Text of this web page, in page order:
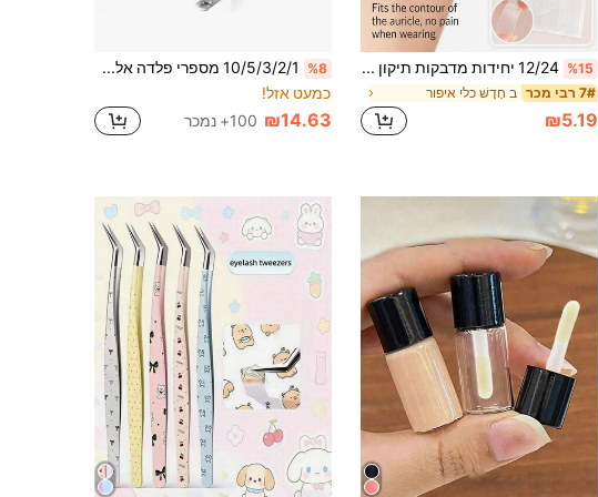
%15 12/24 יחידות מדבקות תיקון אוזניים בלתי נראות עם דבק עצמי, עיצוב אוזניים, מדבקות אוזני אלף, מתקני אוזניים בלתי נראים, מתאים לקוספליי והתאמת תלבושות, הרמה נוחה של האוזן, לשימוש באיפור וטיפוח, מתנה חינם, פריט חיוני לנסיעות, מחיר משתלם
7# רבי מכר ב חָדָשׁ כלי איפור
₪5.19
%8
10/5/3/2/1 מספרי פלדה אלחומה מדויקים לקיצוץ גבות וריסים, מספרי סגנון לחיצה, מספרי מלאכה עם קצה מיקרו לרקמה וסריגה, איפור, זול, עיצוב חדר, שולחן איפור, נסיעות, חדר שינה, אביזרי איפור, זול, מתנת חג המולד, קוסמטיקה, כלי איפור, עסקה, מתנה, מתנה לנשים, מתנת חג המולד
כמעט אזל!
₪14.63 100+ נמכר